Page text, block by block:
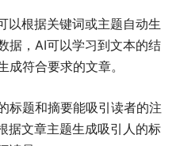
以根据关键词或主题自动生
据，AI可以学习到文本的结
成符合要求的文章。
标题和摘要能吸引读者的注
据文章主题生成吸引人的标